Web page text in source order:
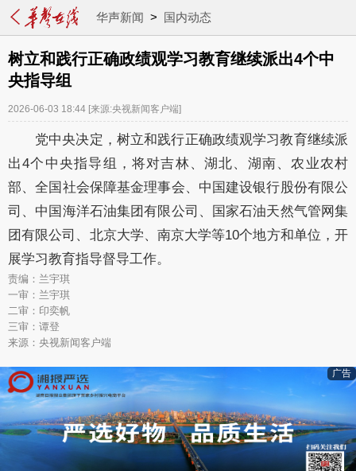
华声新闻 > 国内动态
树立和践行正确政绩观学习教育继续派出4个中
央指导组
2026-06-03 18:44 [来源:央视新闻客户端]
党中央决定，树立和践行正确政绩观学习教育继续派
出4个中央指导组，将对吉林、湖北、湖南、农业农村
部、全国社会保障基金理事会、中国建设银行股份有限公
司、中国海洋石油集团有限公司、国家石油天然气管网集
团有限公司、北京大学、南京大学等10个地方和单位，开
展学习教育指导督导工作。
责编：兰宇琪
一审：兰宇琪
二审：印奕帆
三审：谭登
来源：央视新闻客户端
广告